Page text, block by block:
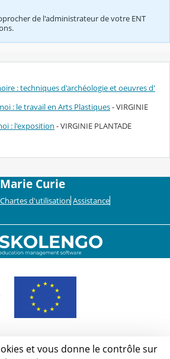
de l'administrateur de votre ENT
: techniques d'archéologie et oeuvres d'
: le travail en Arts Plastiques- VIRGINIE
: l'exposition - VIRGINIE PLANTADE
Curie
Chartes d'utilisation Assistance
et vous donne le contrôle sur